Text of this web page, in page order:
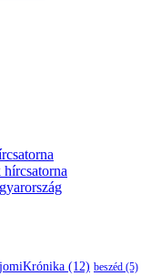
(12) beszéd (5)